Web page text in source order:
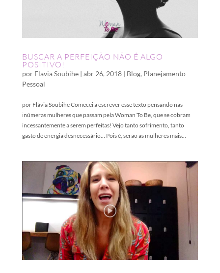
BUSCAR A PERFEIÇÃO NÃO É ALGO
POSITIVO!
por Flavia Soubihe| abr 26, 2018| Blog, Planejamento
Pessoal
por Flávia Soubihe Comecei a escrever esse texto pensando nas
inúmeras mulheres que passam pela Woman To Be, que se cobram
incessantemente a serem perfeitas! Vejo tanto sofrimento, tanto
gasto de energia desnecessário… Pois é, serão as mulheres mais...